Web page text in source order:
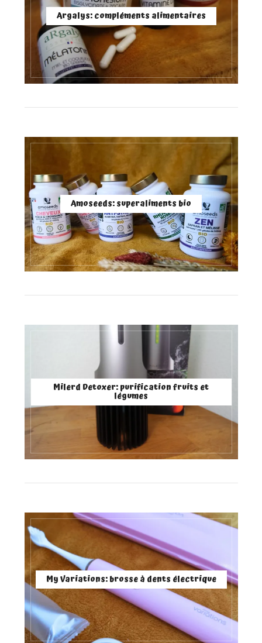
Argalys: compléments alimentaires
Amoseeds: superaliments bio
Milerd Detoxer: purification fruits et
légumes
My Variations: brosse à dents électrique